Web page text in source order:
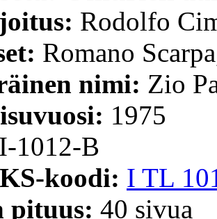
Rodolfo
Romano
nimi: Zio
1975
I-1012-B
koodi: I TL
pituus: 40 sivua